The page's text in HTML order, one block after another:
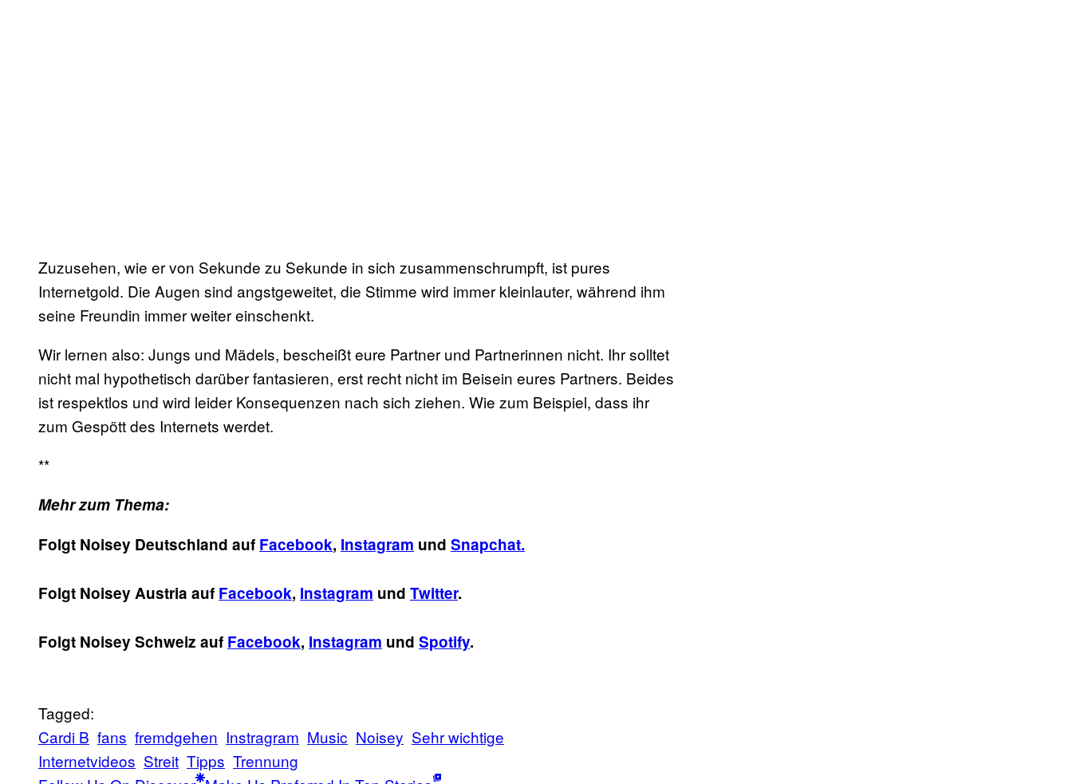
Zuzusehen, wie er von Sekunde zu Sekunde in sich zusammenschrumpft, ist pures
Internetgold. Die Augen sind angstgeweitet, die Stimme wird immer kleinlauter, während ihm
seine Freundin immer weiter einschenkt.
Wir lernen also: Jungs und Mädels, bescheißt eure Partner und Partnerinnen nicht. Ihr solltet
nicht mal hypothetisch darüber fantasieren, erst recht nicht im Beisein eures Partners. Beides
ist respektlos und wird leider Konsequenzen nach sich ziehen. Wie zum Beispiel, dass ihr
zum Gespött des Internets werdet.
**
Mehr zum Thema:
Folgt Noisey Deutschland auf Facebook, Instagram und Snapchat.
Folgt Noisey Austria auf Facebook, Instagram und Twitter.
Folgt Noisey Schweiz auf Facebook, Instagram und Spotify.
Tagged:
Cardi B fans fremdgehen Instragram Music Noisey Sehr wichtige
Internetvideos Streit Tipps Trennung